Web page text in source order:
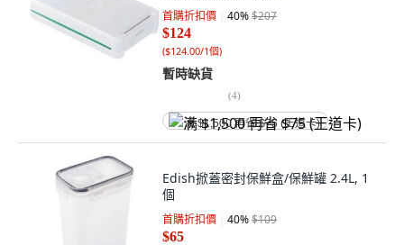
首購折扣價 40%$207
$124
($124.00/1個)
暫時缺貨
(4)
满 $1,500 再省 $75 (王道卡)
Edish掀蓋密封保鮮盒/保鮮罐 2.4L, 1
個
首購折扣價 40%$109
$65